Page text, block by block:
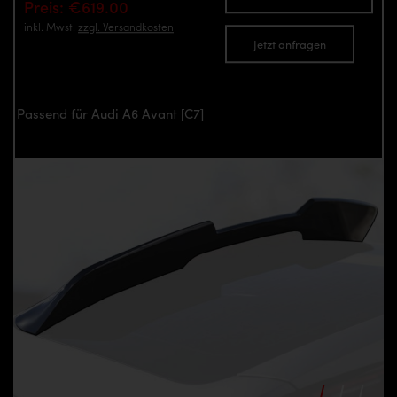
Preis: €619.00
inkl. Mwst. zzgl. Versandkosten
Jetzt anfragen
Passend für Audi A6 Avant [C7]